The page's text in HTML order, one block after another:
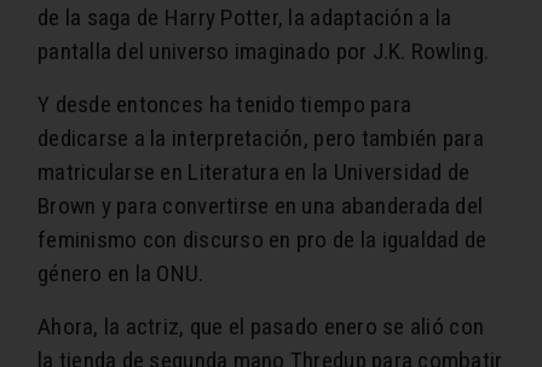
de la saga de Harry Potter, la adaptación a la
pantalla del universo imaginado por J.K. Rowling.
Y desde entonces ha tenido tiempo para
dedicarse a la interpretación, pero también para
matricularse en Literatura en la Universidad de
Brown y para convertirse en una abanderada del
feminismo con discurso en pro de la igualdad de
género en la ONU.
Ahora, la actriz, que el pasado enero se alió con
la tienda de segunda mano Thredup para combatir